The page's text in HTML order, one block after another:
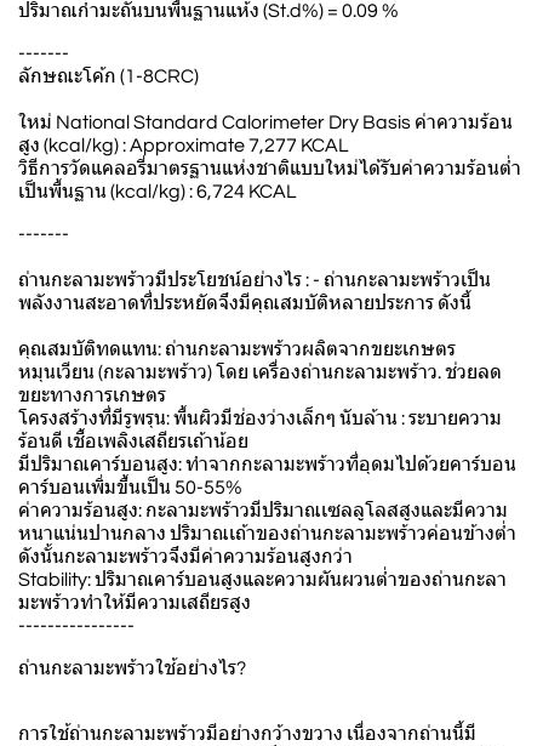
ปริมาณกำมะถันบนพื้นฐานแห้ง (St.d%) = 0.09 %
-------
ลักษณะโค้ก (1-8CRC)
ใหม่ National Standard Calorimeter Dry Basis ค่าความร้อน
สูง (kcal/kg) : Approximate 7,277 KCAL
วิธีการวัดแคลอรี่มาตรฐานแห่งชาติแบบใหม่ได้รับค่าความร้อนต่ำ
เป็นพื้นฐาน (kcal/kg) : 6,724 KCAL
-------
ถ่านกะลามะพร้าวมีประโยชน์อย่างไร : - ถ่านกะลามะพร้าวเป็น
พลังงานสะอาดที่ประหยัดจึงมีคุณสมบัติหลายประการ ดังนี้
คุณสมบัติทดแทน: ถ่านกะลามะพร้าวผลิตจากขยะเกษตร
หมุนเวียน (กะลามะพร้าว) โดย เครื่องถ่านกะลามะพร้าว. ช่วยลด
ขยะทางการเกษตร
โครงสร้างที่มีรูพรุน: พื้นผิวมีช่องว่างเล็กๆ นับล้าน : ระบายความ
ร้อนดี เชื้อเพลิงเสถียรเถ้าน้อย
มีปริมาณคาร์บอนสูง: ทำจากกะลามะพร้าวที่อุดมไปด้วยคาร์บอน
คาร์บอนเพิ่มขึ้นเป็น 50-55%
ค่าความร้อนสูง: กะลามะพร้าวมีปริมาณเซลลูโลสสูงและมีความ
หนาแน่นปานกลาง ปริมาณเถ้าของถ่านกะลามะพร้าวค่อนข้างต่ำ
ดังนั้นกะลามะพร้าวจึงมีค่าความร้อนสูงกว่า
Stability: ปริมาณคาร์บอนสูงและความผันผวนต่ำของถ่านกะลา
มะพร้าวทำให้มีความเสถียรสูง
----------------
ถ่านกะลามะพร้าวใช้อย่างไร?
การใช้ถ่านกะลามะพร้าวมีอย่างกว้างขวาง เนื่องจากถ่านนี้มี